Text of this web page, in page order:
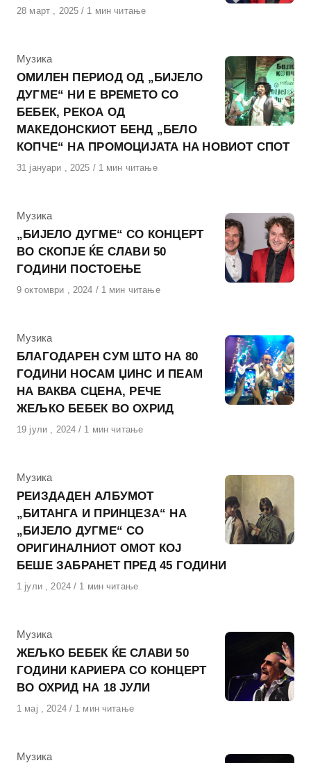
Објавено
28 март , 2025 1 мин читање
КАтегорија
Музика
ОМИЛЕН ПЕРИОД ОД „БИЈЕЛО
ДУГМЕ“ НИ Е ВРЕМЕТО СО
БЕБЕК, РЕКОА ОД
МАКЕДОНСКИОТ БЕНД „БЕЛО
КОПЧЕ“ НА ПРОМОЦИЈАТА НA НОВИОТ СПОТ
Објавено
31 јануари , 2025 1 мин читање
КАтегорија
Музика
„БИЈЕЛО ДУГМЕ“ СО КОНЦЕРТ
ВО СКОПЈЕ ЌЕ СЛАВИ 50
ГОДИНИ ПОСТОЕЊЕ
Објавено
9 октомври , 2024 1 мин читање
КАтегорија
Музика
БЛАГОДАРЕН СУМ ШТО НА 80
ГОДИНИ НОСАМ ЏИНС И ПЕАМ
НА ВАКВА СЦЕНА, РЕЧЕ
ЖЕЉКО БЕБЕК ВО ОХРИД
Објавено
19 јули , 2024 1 мин читање
КАтегорија
Музика
РЕИЗДАДЕН АЛБУМОТ
„БИТАНГА И ПРИНЦЕЗА“ НА
„БИЈЕЛО ДУГМЕ“ СО
ОРИГИНАЛНИОТ ОМОТ КОЈ
БЕШЕ ЗАБРАНЕТ ПРЕД 45 ГОДИНИ
Објавено
1 јули , 2024 1 мин читање
КАтегорија
Музика
ЖЕЉКО БЕБЕК ЌЕ СЛАВИ 50
ГОДИНИ КАРИЕРА СО КОНЦЕРТ
ВО ОХРИД НА 18 ЈУЛИ
Објавено
1 мај , 2024 1 мин читање
КАтегорија
Музика